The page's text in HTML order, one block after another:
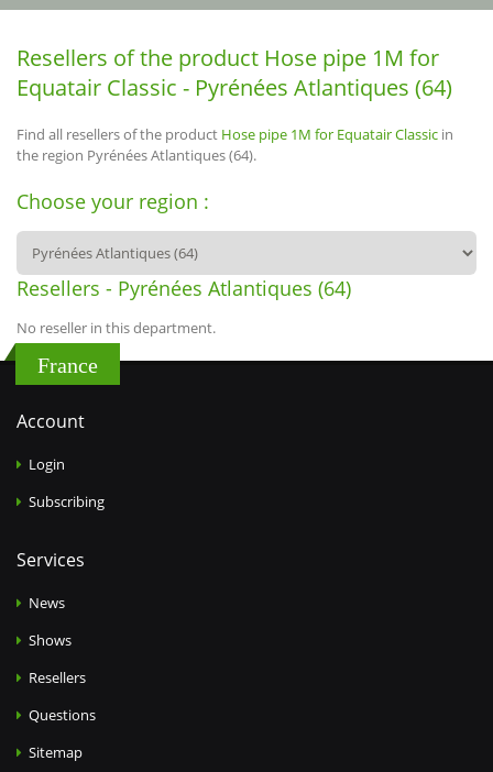
Resellers of the product Hose pipe 1M for
Equatair Classic - Pyrénées Atlantiques (64)
Find all resellers of the product Hose pipe 1M for Equatair Classic in
the region Pyrénées Atlantiques (64).
Choose your region :
Resellers - Pyrénées Atlantiques (64)
No reseller in this department.
France
Account
Login
Subscribing
Services
News
Shows
Resellers
Questions
Sitemap